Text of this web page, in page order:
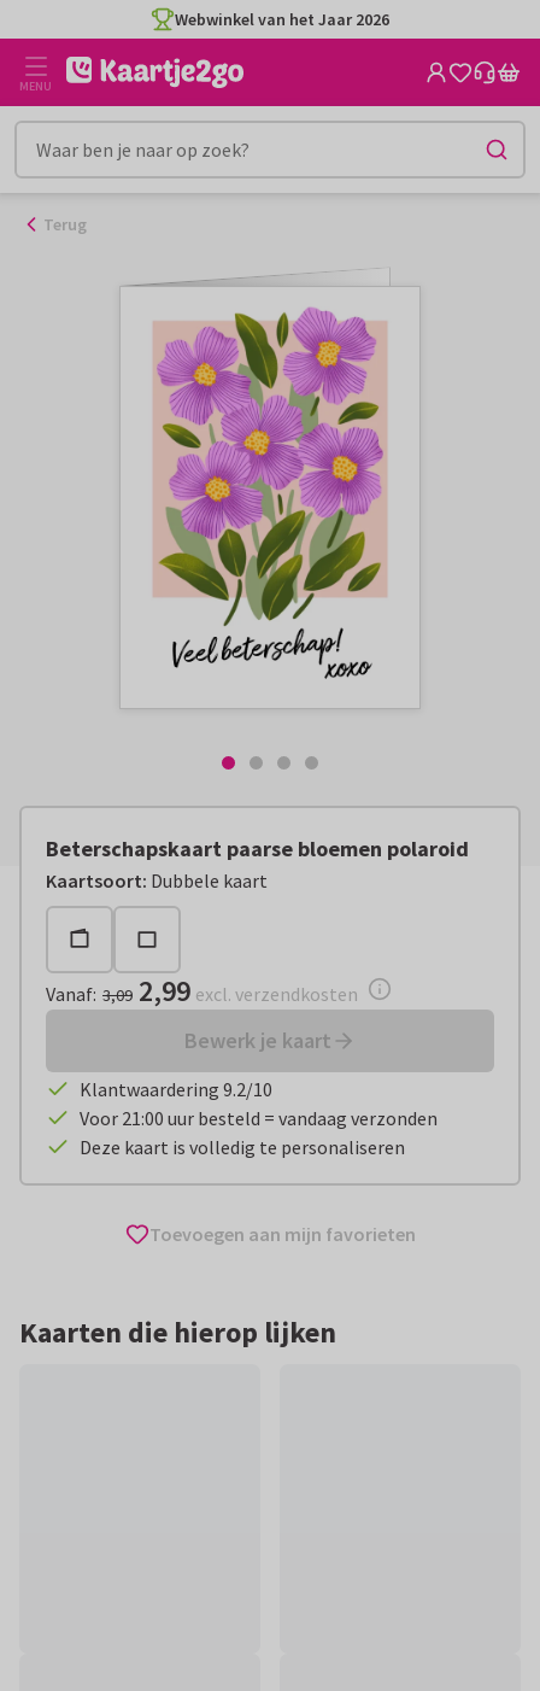
naar
inhoud
Webwinkel van het Jaar 2026
MENU
Terug
Beterschapskaart paarse bloemen polaroid
Kaartsoort: Dubbele kaart
Vanaf: € 2,99 excl. verzendkosten
Vanaf: 3,09 2,99 excl. verzendkosten
Bewerk je kaart
Klantwaardering 9.2/10
Voor 21:00 uur besteld = vandaag verzonden
Deze kaart is volledig te personaliseren
Toevoegen aan mijn favorieten
Kaarten die hierop lijken